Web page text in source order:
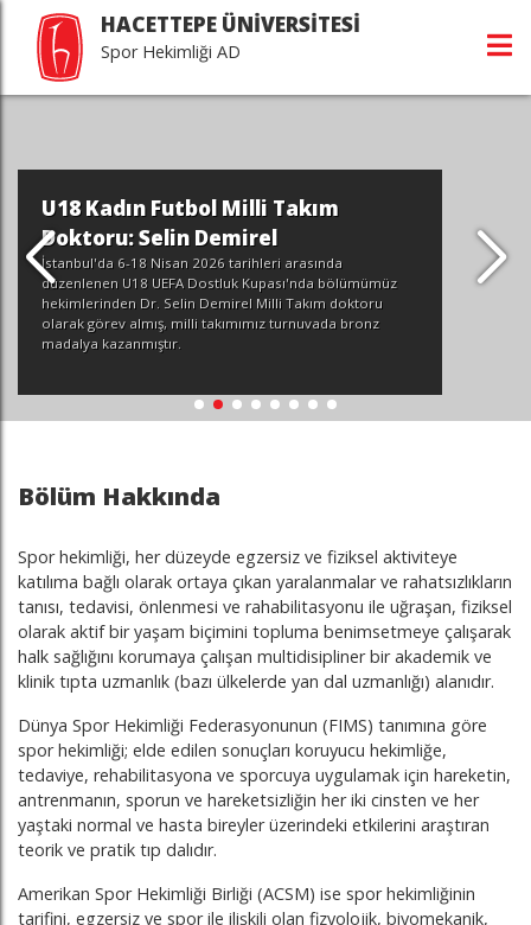
HACETTEPE ÜNİVERSİTESİ
Spor Hekimliği AD
U18 Kadın Futbol Milli Takım
Doktoru: Selin Demirel
İstanbul'da 6-18 Nisan 2026 tarihleri arasında
düzenlenen U18 UEFA Dostluk Kupası'nda bölümümüz
hekimlerinden Dr. Selin Demirel Milli Takım doktoru
olarak görev almış, milli takımımız turnuvada bronz
madalya kazanmıştır.
Bölüm Hakkında
Spor hekimliği, her düzeyde egzersiz ve fiziksel aktiviteye
katılıma bağlı olarak ortaya çıkan yaralanmalar ve rahatsızlıkların
tanısı, tedavisi, önlenmesi ve rahabilitasyonu ile uğraşan, fiziksel
olarak aktif bir yaşam biçimini topluma benimsetmeye çalışarak
halk sağlığını korumaya çalışan multidisipliner bir akademik ve
klinik tıpta uzmanlık (bazı ülkelerde yan dal uzmanlığı) alanıdır.
Dünya Spor Hekimliği Federasyonunun (FIMS) tanımına göre
spor hekimliği; elde edilen sonuçları koruyucu hekimliğe,
tedaviye, rehabilitasyona ve sporcuya uygulamak için hareketin,
antrenmanın, sporun ve hareketsizliğin her iki cinsten ve her
yaştaki normal ve hasta bireyler üzerindeki etkilerini araştıran
teorik ve pratik tıp dalıdır.
Amerikan Spor Hekimliği Birliği (ACSM) ise spor hekimliğinin
tarifini, egzersiz ve spor ile ilişkili olan fizyolojik, biyomekanik,